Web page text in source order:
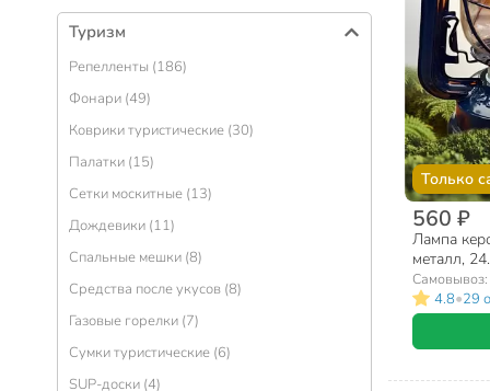
Туризм
Репелленты (186)
Фонари (49)
Коврики туристические (30)
Палатки (15)
Сетки москитные (13)
Дождевики (11)
Спальные мешки (8)
Средства после укусов (8)
Газовые горелки (7)
Сумки туристические (6)
SUP-доски (4)
Только
560 ₽
Лампа
металл,
Самовывоз:
4.8•29